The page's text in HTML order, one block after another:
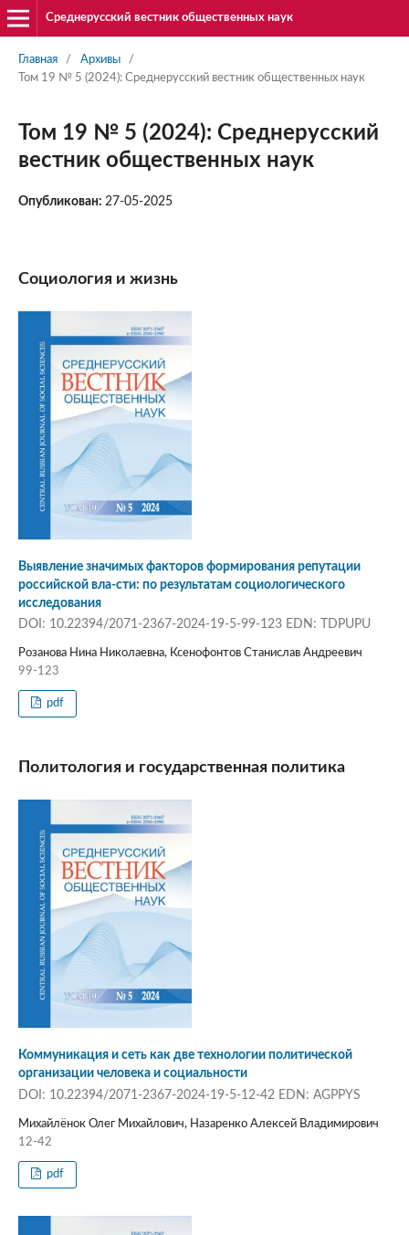
Среднерусский вестник общественных наук
Главная / Архивы
/
Том 19 № 5 (2024): Среднерусский вестник общественных наук
Том 19 № 5 (2024): Среднерусский
вестник общественных наук
Опубликован: 27-05-2025
Социология и жизнь
Выявление значимых факторов формирования репутации
российской вла-сти: по результатам социологического
исследования
DOI: 10.22394/2071-2367-2024-19-5-99-123 EDN: TDPUPU
Розанова Нина Николаевна, Ксенофонтов Станислав Андреевич
99-123
pdf
Политология и государственная политика
Коммуникация и сеть как две технологии политической
организации человека и социальности
DOI: 10.22394/2071-2367-2024-19-5-12-42 EDN: AGPPYS
Михайлёнок Олег Михайлович, Назаренко Алексей Владимирович
12-42
pdf